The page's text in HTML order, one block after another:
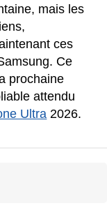
mais les
ces
Ce
prochaine
attendu
Ultra 2026.